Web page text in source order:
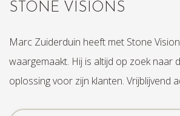
STONE VISIONS
Marc Zuiderduin heeft met Stone
waargemaakt. Hij is altijd op zoek naar
oplossing voor zijn klanten. Vrijblijvend